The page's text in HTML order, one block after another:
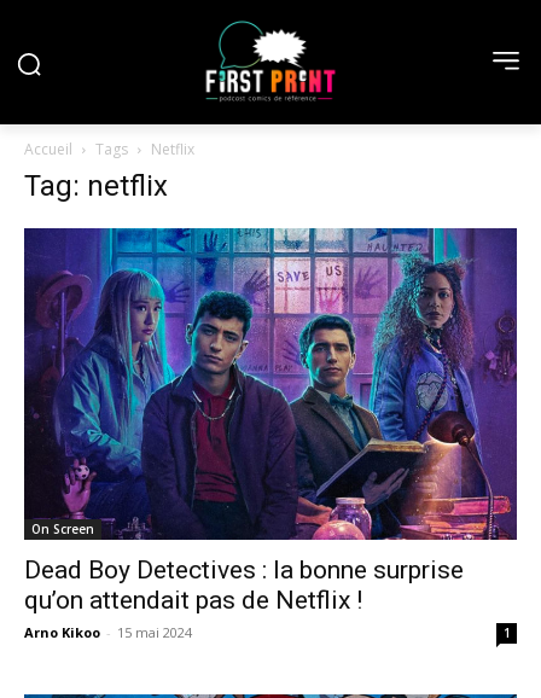
Accueil Tags Netflix
Tag: netflix
On Screen
Dead Boy Detectives : la bonne surprise
qu’on attendait pas de Netflix !
Arno Kikoo - 15 mai 2024 1